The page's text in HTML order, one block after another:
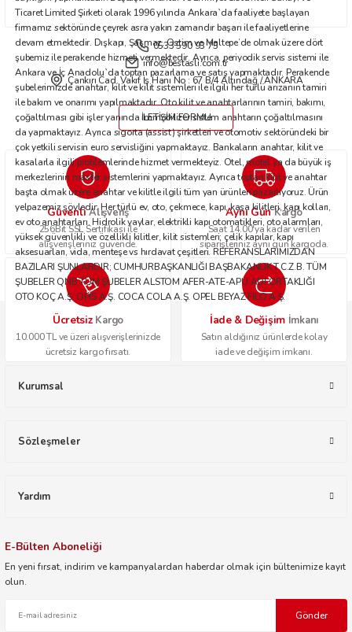
Gönder
Ticaret Limited Şirketi olarak 1996 yılında Ankara`da faaliyete başlayan
firmamız sektöründe çeyrek asra yakın zamandır başarı ile faaliyetlerine
devam etmektedir. Dışkapı, Şaşmaz, Ostim ve Maltepe’de olmak üzere dört
şubemiz ile perakende hizmeti vermektedir. Ayrıca, periyodik servis sistemi ile
Ankara ve İç Anadolu`da toptan pazarlama ve satış yapmaktadır. Perakende
şubelerimizde anahtar, kilit ve kilit sistemleri ile ilgili her türlü arızanın tamiri
ile bakım ve onarımı yapılmaktadır. Oto kilit ve anahtarlarının tamiri, bakımı,
çoğaltılması gibi işler yanında immobilizer sistem anahtarın çoğaltılmasını
da yapmaktayız. Ayrıca sigorta (assist) şirketleri ve otomotiv sektöründeki bir
çok yetkili servisin euro servisliğini yapmaktayız. Bankaların anahtar, kilit ve
kasalarla ilgili problemlerinde hizmet vermekteyiz. Otel, motel ya da büyük iş
merkezlerinin master sistemlerini yapmaktayız. Ayrıca toptan kilit ve anahtar
başta olmak üzere anahtar ve kilitle ilgili tüm yan ürünleri pazarlıyoruz. Ürün
yelpazemiz şöyledir: Her türlü ev, oto, çekmece, kapı, kasa kilitleri, kapı kolları,
ev oto anahtarları. Hidrolik yaylar, elektrikli kapı otomatikleri, oto alarmları,
yüksek güvenlikli ve özellikli kilitler, kilit sistemleri; çelik kapılar, kapı
aksesuarları, vida, menteşe vs hırdavat çeşitleri. REFERANSLARIMIZDAN
BAZILARI ŞUNLARDIR; CUMHURBAŞKANLIĞI BAŞBAKANLIK T.C.Z.B. TÜM
ŞUBELER QNB TÜM ŞUBELER ALSTOM AFER-ATE-APU ADİ ORTAKLIĞI
OTO KOÇ A.Ş. OPİS A.Ş. COCA COLA A.Ş. OPEL BEYAZ FİLO A.Ş.
0533 590 93 75
info@bestasli.com.tr
Çankırı Cad. Vakıf İş Hanı No : 67 B/4 Altındağ / ANKARA
İLETİŞİM FORMU
GüvenliAlışveriş
256Bit SSL Sertifikası ile
alışverişleriniz güvende.
Aynı GünKargo
Saat 14.00'ya kadar verilen
siparişleriniz aynı gün kargoda.
Ücretsiz Kargo
10.000 TL ve üzeri alışverişlerinizde
ücretsiz kargo fırsatı.
İade & Değişim İmkanı
Satın aldığınız ürünlerde kolay
iade ve değişim imkanı.
Kurumsal
Sözleşmeler
Yardım
E-Bülten Aboneliği
En yeni fırsat, indirim ve kampanyalardan haberdar olmak için bültenimize kayıt
olun.
Gönder